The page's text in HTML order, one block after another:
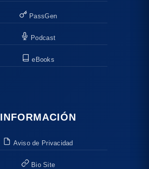
PassGen
Podcast
eBooks
INFORMACIÓN
Aviso de Privacidad
Bio Site